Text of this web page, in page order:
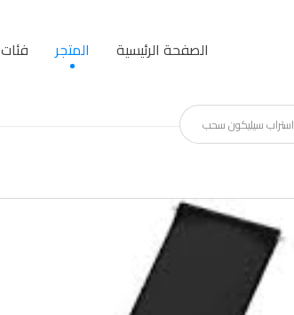
الصفحة الرئيسية المتجر فئات
استراب سيليكون سحب